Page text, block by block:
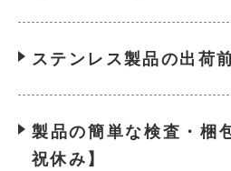
ステンレス製品の出荷
製品の簡単な検査・梱
祝休み】